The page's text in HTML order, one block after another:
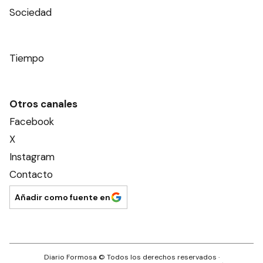
Sociedad
Tiempo
Otros canales
Facebook
X
Instagram
Contacto
Añadir como fuente en
Diario Formosa © Todos los derechos reservados ·